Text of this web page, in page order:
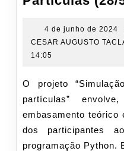
4 de junho de 2024
CESAR AUGUSTO
14:05
O projeto “Simulação gráfica de colisões de
partículas”
embasamento teórico
dos participantes
programação Python.